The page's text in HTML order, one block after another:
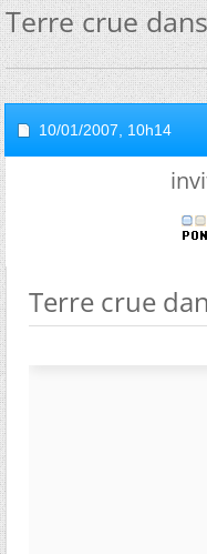
Terre crue
10/01/2007, 10h14
Terre crue